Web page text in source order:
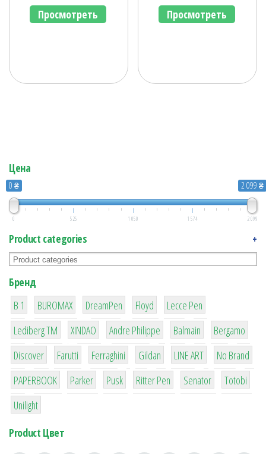
Просмотреть Просмотреть
Цена
0 ₴ 2 099 ₴
0 525 1 050 1 574 2 099
Product categories +
Бренд
B 1
1
BUROMAX
1
DreamPen
2
Floyd
2
Lecce Pen
3
Lediberg ТМ
3
XINDAO
1
Andre Philippe
4
Balmain
26
Bergamo
64
Discover
299
Farutti
4
Ferraghini
42
Gildan
4
LINE ART
90
No Brand
8
PAPERBOOK
6
Parker
2
Pusk
22
Ritter Pen
15
Senator
43
Totobi
1
Unilight
Product Цвет